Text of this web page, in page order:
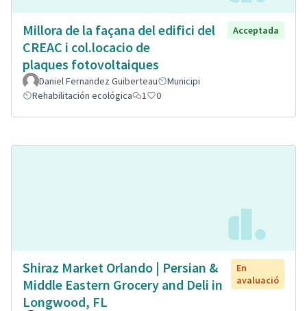
Millora de la façana del edifici del
CREAC i col.locacio de
plaques fotovoltaiques
Acceptada
Daniel Fernandez Guiberteau
Municipi
Rehabilitación ecológica
1 0
Shiraz Market Orlando | Persian &
Middle Eastern Grocery and Deli in
Longwood, FL
En
avaluació